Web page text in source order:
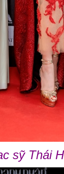
sỹ Thái